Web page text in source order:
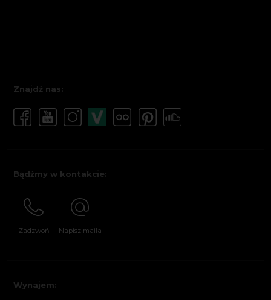
Znajdź nas:
Bądźmy w kontakcie:
Zadzwoń Napisz maila
Wynajem: